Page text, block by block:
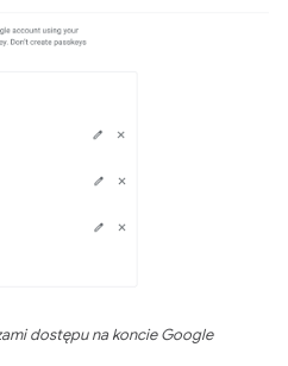
dostępu na koncie Google